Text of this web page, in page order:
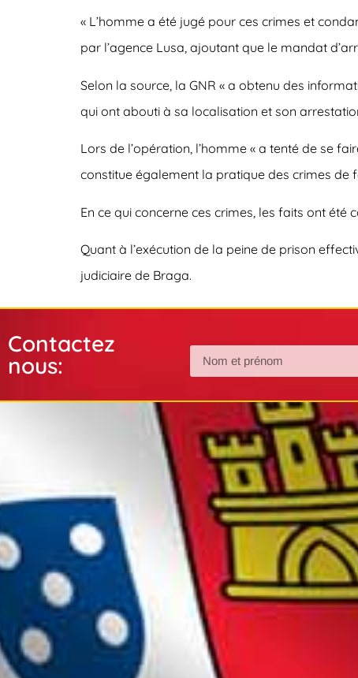
« L’homme a été jugé pour ces crimes et
par l’agence Lusa, ajoutant que le mandat
Selon la source, la GNR « a obtenu des
qui ont abouti à sa localisation et son
Lors de l’opération, l’homme « a tenté de se
constitue également la pratique des crimes de
En ce qui concerne ces crimes, les faits ont été
Quant à l’exécution de la peine de prison
judiciaire de Braga.
Contactez
nous: